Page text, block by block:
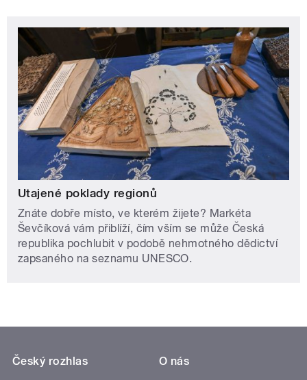
Utajené poklady regionů
Znáte dobře místo, ve kterém žijete? Markéta
Ševčíková vám přiblíží, čím vším se může Česká
republika pochlubit v podobě nehmotného dědictví
zapsaného na seznamu UNESCO.
Český rozhlas
O nás